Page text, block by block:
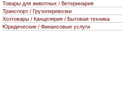
Товары для животных / Ветеринария
Транспорт / Грузоперевозки
Хозтовары / Канцелярия / Бытовая техника
Юридические / Финансовые услуги